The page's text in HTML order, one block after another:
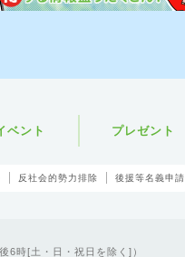
ベント プレゼント
反社会的勢力排除 後援等名義申請
6時[土・日・祝日を除く]）